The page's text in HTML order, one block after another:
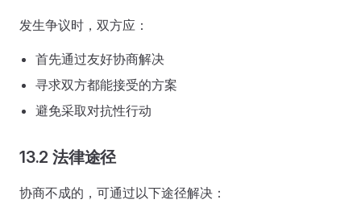
发生争议时，双方应：
首先通过友好协商解决
寻求双方都能接受的方案
避免采取对抗性行动
13.2 法律途径
协商不成的，可通过以下途径解决：